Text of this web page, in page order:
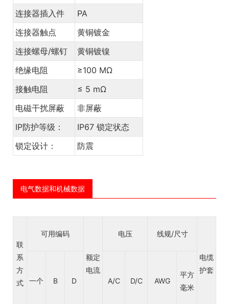
连接器插入件
PA
连接器触点
黄铜镀金
连接螺母/螺钉
黄铜镀镍
绝缘电阻
≥100 MΩ
接触电阻
≤ 5 mΩ
电磁干扰屏蔽
非屏蔽
IP防护等级：
IP67 锁定状态
锁定设计：
防震
电气数据和机械数据
联
系
方
式
可用编码
额定
电流
电压 线规/尺寸
电缆
护套
一个 B D A/C D/C AWG
平方
毫米